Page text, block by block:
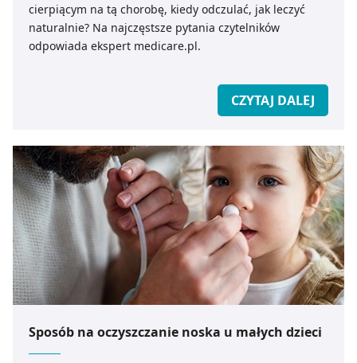
cierpiącym na tą chorobę, kiedy odczulać, jak leczyć
naturalnie? Na najczęstsze pytania czytelników
odpowiada ekspert medicare.pl.
CZYTAJ DALEJ
Sposób na oczyszczanie noska u małych dzieci